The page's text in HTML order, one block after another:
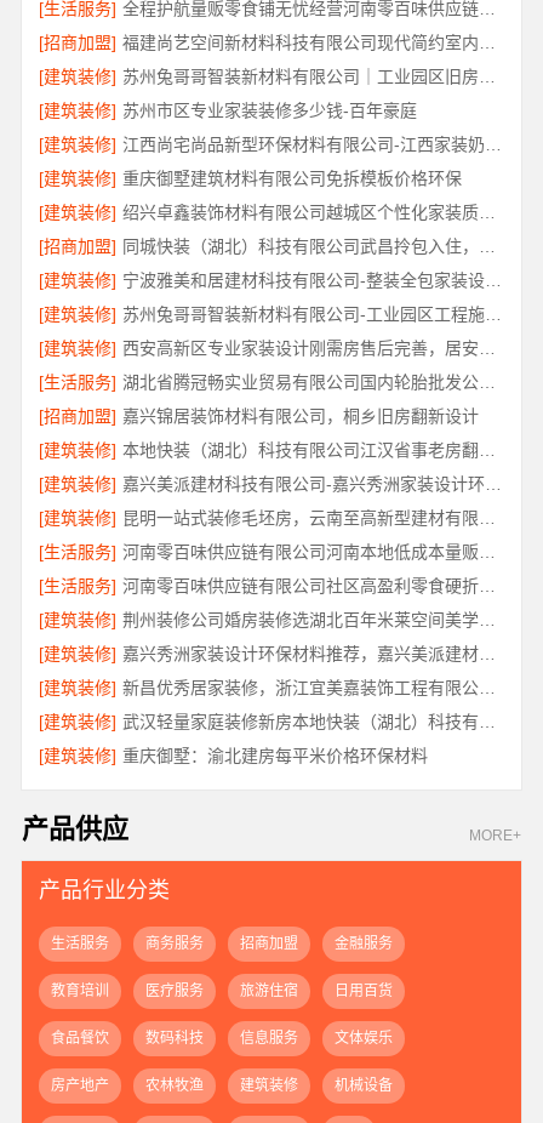
[生活服务]
全程护航量贩零食铺无忧经营河南零百味供应链有限公司
[招商加盟]
[建筑装修]
[建筑装修] 苏州市区专业家装装修多少钱-百年豪庭
[建筑装修]
[建筑装修] 重庆御墅建筑材料有限公司免拆模板价格环保
[建筑装修]
绍兴卓鑫装饰材料有限公司越城区个性化家装质量有保障
[招商加盟]
[建筑装修]
宁波雅美和居建材科技有限公司-整装全包家装设计厨卫改造
[建筑装修]
苏州兔哥哥智装新材料有限公司-工业园区工程施工二手房全包服务
[建筑装修]
[生活服务]
湖北省腾冠畅实业贸易有限公司国内轮胎批发公司流程详解
[招商加盟] 嘉兴锦居装饰材料有限公司，桐乡旧房翻新设计
[建筑装修]
[建筑装修]
嘉兴美派建材科技有限公司-嘉兴秀洲家装设计环保材料推荐
[建筑装修]
[生活服务]
[生活服务]
河南零百味供应链有限公司社区高盈利零食硬折扣全域盈利
[建筑装修]
荆州装修公司婚房装修选湖北百年米莱空间美学装饰材料有限公司
[建筑装修]
嘉兴秀洲家装设计环保材料推荐，嘉兴美派建材科技靠谱
[建筑装修]
新昌优秀居家装修，浙江宜美嘉装饰工程有限公司匠心品质
[建筑装修]
[建筑装修] 重庆御墅：渝北建房每平米价格环保材料
产品供应 MORE+
产品行业分类
生活服务 商务服务 招商加盟 金融服务
教育培训 医疗服务 旅游住宿 日用百货
食品餐饮 数码科技 信息服务 文体娱乐
房产地产 农林牧渔 建筑装修 机械设备